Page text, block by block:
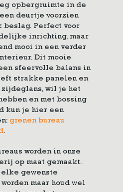
opbergruimte in de
deurtje voorzien
Perfect voor
inrichting, maar
mooi in een verder
Dit mooie
sfeervolle balans in
strakke panelen en
wil je het
en met bossing
kun je hier een
grenen bureau
.
worden in onze
op maat gemaakt.
elke gewenste
maar houd wel